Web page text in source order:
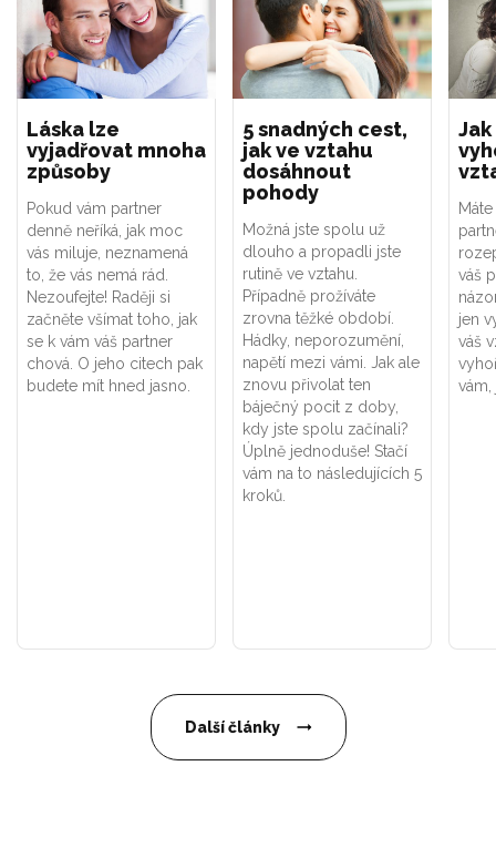
Láska lze
vyjadřovat mnoha
způsoby
Pokud vám partner
denně neříká, jak moc
vás miluje, neznamená
to, že vás nemá rád.
Nezoufejte! Raději si
začněte všímat toho, jak
se k vám váš partner
chová. O jeho citech pak
budete mít hned jasno.
5 snadných cest,
jak ve vztahu
dosáhnout
pohody
Možná jste spolu už
dlouho a propadli jste
rutině ve vztahu.
Případně prožíváte
zrovna těžké období.
Hádky, neporozumění,
napětí mezi vámi. Jak ale
znovu přivolat ten
báječný pocit z doby,
kdy jste spolu začínali?
Úplně jednoduše! Stačí
vám na to následujících 5
kroků.
váš
jen
váš
vám,
Další články